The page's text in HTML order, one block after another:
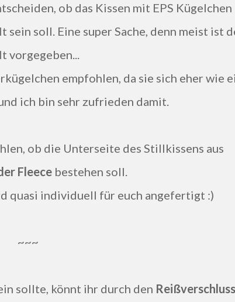
ob das Kissen mit EPS Kügelchen
sein soll. Eine super Sache, denn meist ist
vorgegeben...
empfohlen, da sie sich eher wie
ich bin sehr zufrieden damit.
ob die Unterseite des Stillkissens aus
Fleece bestehen soll.
quasi individuell für euch angefertigt :)
~~~
sollte, könnt ihr durch den Reißverschluss